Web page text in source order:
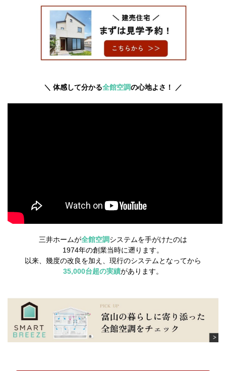
＼ 体感して分かる全館空調の心地よさ！ ／
三井ホームが全館空調システムを手がけたのは
1974年の創業当時に遡ります。
以来、幾度の改良を加え、現行のシステムとなってから
35,000台超の実績があります。